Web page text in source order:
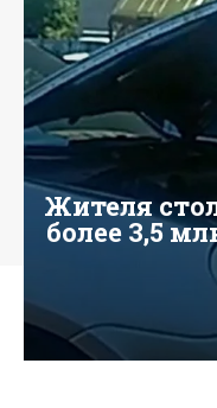
Жителя
более 3,5